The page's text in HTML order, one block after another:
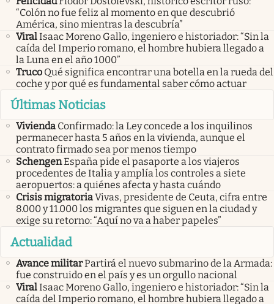
“Colón no fue feliz al momento en que descubrió
América, sino mientras la descubría”
ViralIsaac Moreno Gallo, ingeniero e historiador: “Sin la
caída del Imperio romano, el hombre hubiera llegado a
la Luna en el año 1000”
Truco Qué significa encontrar una botella en la rueda del
coche y por qué es fundamental saber cómo actuar
Últimas Noticias
Vivienda Confirmado: la Ley concede a los inquilinos
permanecer hasta 5 años en la vivienda, aunque el
contrato firmado sea por menos tiempo
SchengenEspaña pide el pasaporte a los viajeros
procedentes de Italia y amplía los controles a siete
aeropuertos: a quiénes afecta y hasta cuándo
Crisis migratoriaVivas, presidente de Ceuta, cifra entre
8.000 y 11.000 los migrantes que siguen en la ciudad y
exige su retorno: “Aquí no va a haber papeles”
Actualidad
Avance militarPartirá el nuevo submarino de la Armada:
fue construido en el país y es un orgullo nacional
ViralIsaac Moreno Gallo, ingeniero e historiador: “Sin la
caída del Imperio romano, el hombre hubiera llegado a